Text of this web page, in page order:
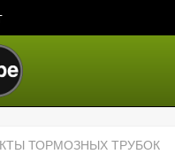
ТОРМОЗНЫХ ТРУБОК